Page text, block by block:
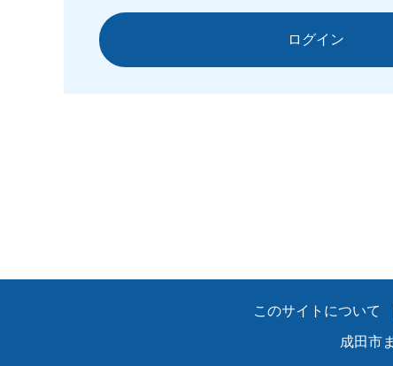
ログイン
このサイトについて
成田市